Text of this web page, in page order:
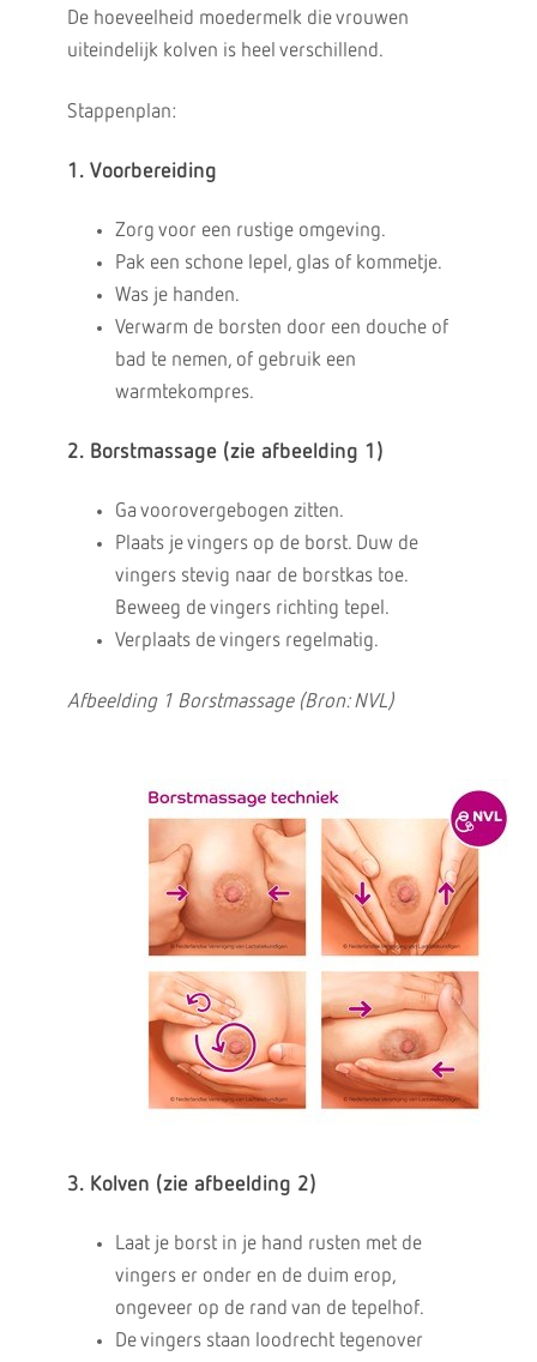
De hoeveelheid moedermelk die vrouwen
uiteindelijk kolven is heel verschillend.
Stappenplan:
1. Voorbereiding
Zorg voor een rustige omgeving.
Pak een schone lepel, glas of kommetje.
Was je handen.
Verwarm de borsten door een douche of
bad te nemen, of gebruik een
warmtekompres.
2. Borstmassage (zie afbeelding 1)
Ga voorovergebogen zitten.
Plaats je vingers op de borst. Duw de
vingers stevig naar de borstkas toe.
Beweeg de vingers richting tepel.
Verplaats de vingers regelmatig.
Afbeelding 1 Borstmassage (Bron: NVL)
3. Kolven (zie afbeelding 2)
Laat je borst in je hand rusten met de
vingers er onder en de duim erop,
ongeveer op de rand van de tepelhof.
De vingers staan loodrecht tegenover